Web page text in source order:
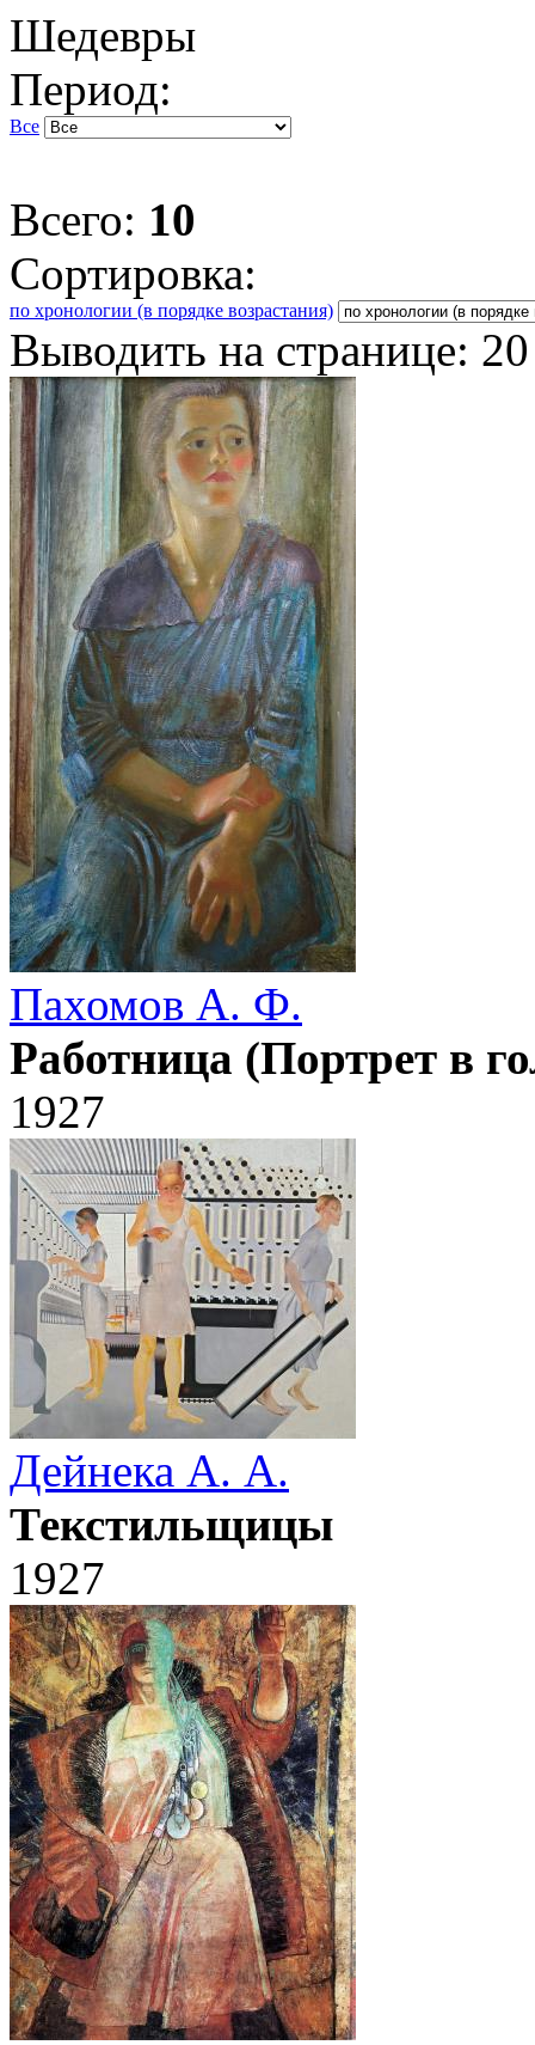
Шедевры
Период:
Все
Всего: 10
Сортировка:
по хронологии (в порядке возрастания)
Выводить на странице: 20
Пахомов А. Ф.
Работница (Портрет в
1927
Дейнека А. А.
Текстильщицы
1927